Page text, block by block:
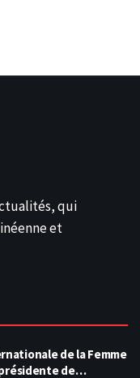
qui
et
de la Femme
de…